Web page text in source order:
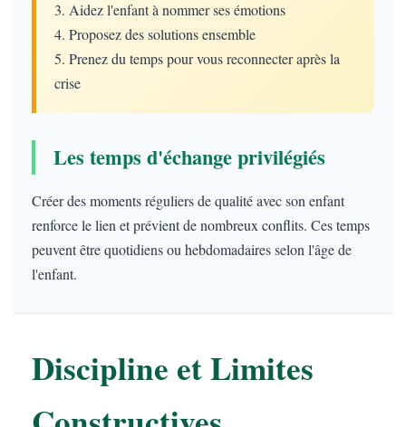
3. Aidez l'enfant à nommer ses émotions
4. Proposez des solutions ensemble
5. Prenez du temps pour vous reconnecter après la
crise
Les temps d'échange privilégiés
Créer des moments réguliers de qualité avec son enfant
renforce le lien et prévient de nombreux conflits. Ces temps
peuvent être quotidiens ou hebdomadaires selon l'âge de
l'enfant.
Discipline et Limites